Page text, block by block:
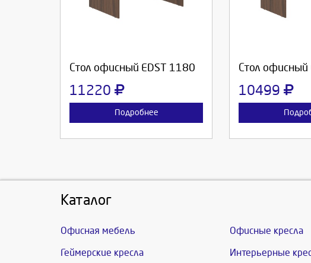
Стол офисный EDST 1180
11220
Подробнее
Стол офисный
10499
Каталог
Офисная мебель Офисные кресла
Геймерские кресла Интерьерные